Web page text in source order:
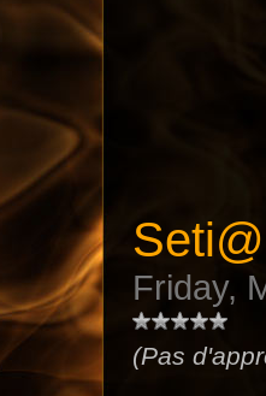
Friday,
(Pas